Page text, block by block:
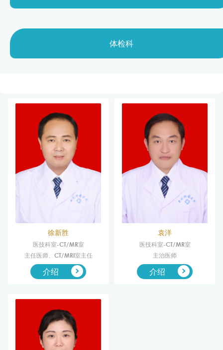
体检科
徐新胜
医技科室-CT/MR室
主任医师、CT/MRI室主任
介绍 
袁洋
医技科室-CT/MR室
主治医师
介绍 